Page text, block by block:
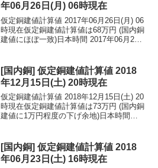
年06月26日(月) 06時現在
仮定銅建値計算値 2017年06月26日(月) 06
時現在仮定銅建値計算値は68万円 (国内銅
建値にほぼ一致)日本時間 2017年06月26
円...
[国内銅] 仮定銅建値計算値 2018
年12月15日(土) 20時現在
仮定銅建値計算値 2018年12月15日(土) 20
時現在仮定銅建値計算値は73万円 (国内銅
建値に1万円程度の下げ余地)日本時間
民元：1...
[国内銅] 仮定銅建値計算値 2018
年06月23日(土) 16時現在